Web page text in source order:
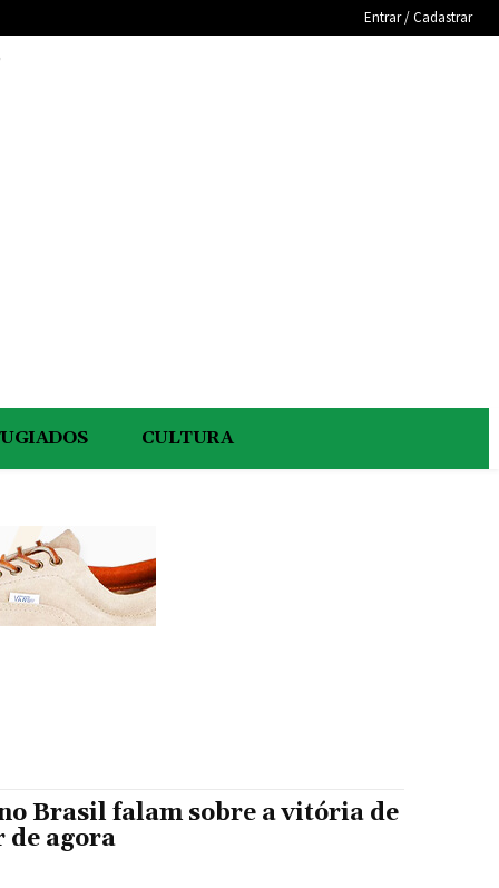
Entrar / Cadastrar
CULTURA
Brasil falam sobre a vitória de
de agora